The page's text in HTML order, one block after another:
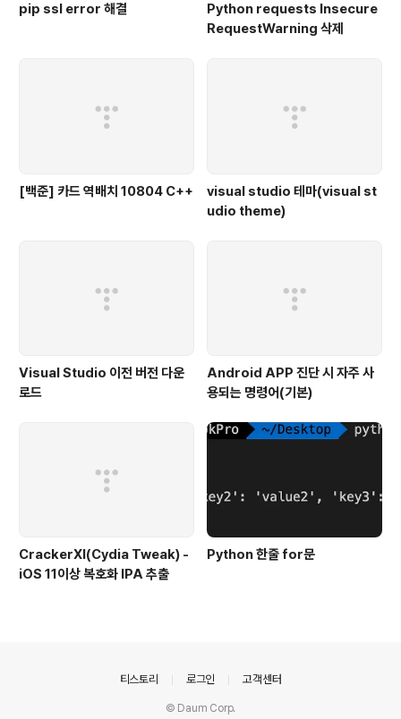
pip ssl error 해결
Python requests Insecure
RequestWarning 삭제
[백준] 카드 역배치 10804 C++
visual studio 테마(visual st
udio theme)
Visual Studio 이전 버전 다운
로드
Android APP 진단 시 자주 사
용되는 명령어(기본)
CrackerXI(Cydia Tweak) -
iOS 11이상 복호화 IPA 추출
Python 한줄 for문
티스토리 로그인 고객센터
© Daum Corp.